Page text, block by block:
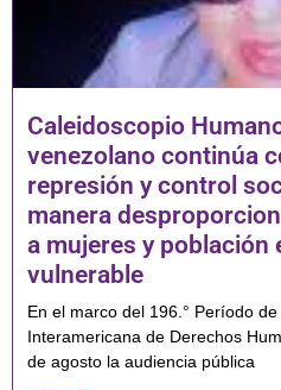
Caleidoscopio
venezolano continúa
represión y control
manera
a mujeres y población
vulnerable
En el marco del 196.° Período
Interamericana de Derechos
de agosto la audiencia pública